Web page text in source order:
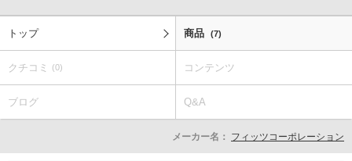
トップ 商品 (7)
クチコミ (0) コンテンツ
ブログ Q&A
メーカー名： フィッツコーポレーション